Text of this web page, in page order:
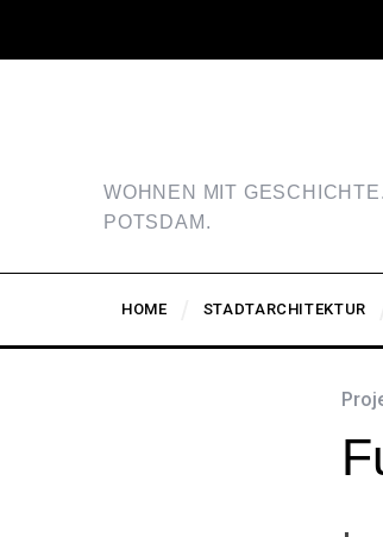
WOHNEN MIT
POTSDAM.
HOME STADTARCHITEKTUR